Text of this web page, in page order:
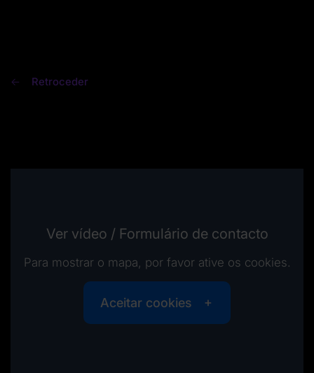
Retroceder
Ver vídeo / Formulário de contacto
Para mostrar o mapa, por favor ative os cookies.
Aceitar cookies